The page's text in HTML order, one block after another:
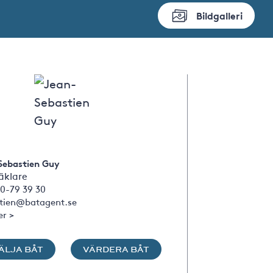
Bildgalleri
Guy
79 39 30
>
BÅT VÄRDERA BÅT